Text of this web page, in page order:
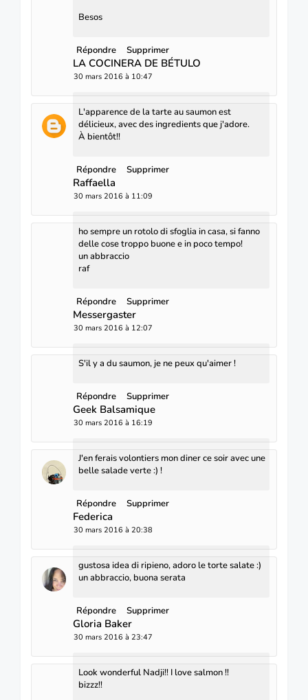
Besos
Répondre Supprimer
LA COCINERA DE BÉTULO
30 mars 2016 à 10:47
L'apparence de la tarte au saumon est
délicieux, avec des ingredients que j'adore.
À bientôt!!
Répondre Supprimer
Raffaella
30 mars 2016 à 11:09
ho sempre un rotolo di sfoglia in casa, si fanno
delle cose troppo buone e in poco tempo!
un abbraccio
raf
Répondre Supprimer
Messergaster
30 mars 2016 à 12:07
S'il y a du saumon, je ne peux qu'aimer !
Répondre Supprimer
Geek Balsamique
30 mars 2016 à 16:19
J'en ferais volontiers mon diner ce soir avec une
belle salade verte :) !
Répondre Supprimer
Federica
30 mars 2016 à 20:38
gustosa idea di ripieno, adoro le torte salate :)
un abbraccio, buona serata
Répondre Supprimer
Gloria Baker
30 mars 2016 à 23:47
Look wonderful Nadji!! I love salmon !!
bizzz!!